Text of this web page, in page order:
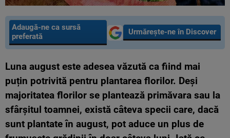
Adaugă-ne ca sursă
preferată
Urmărește-ne în Discover
Luna august este adesea văzută ca fiind mai
puțin potrivită pentru plantarea florilor. Deși
majoritatea florilor se plantează primăvara sau la
sfârșitul toamnei, există câteva specii care, dacă
sunt plantate în august, pot aduce un plus de